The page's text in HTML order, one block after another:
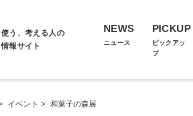
う、考える人の
報サイト
NEWS
ニュース
PICKUP
ピックアッ
プ
イベント > 和菓子の森展